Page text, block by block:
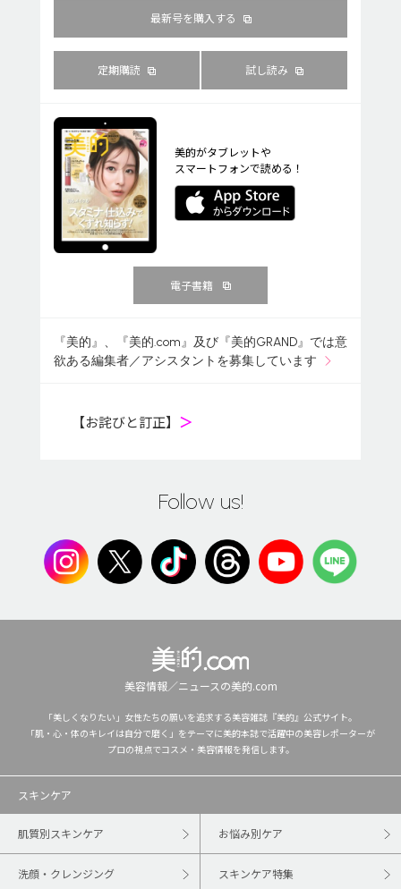
最新号を購入する
定期購読 試し読み
美的がタブレットや
スマートフォンで読める！
電子書籍
『美的』、『美的.com』及び『美的GRAND』では意
欲ある編集者／アシスタントを募集しています
【お詫びと訂正】 ＞
Follow us!
美容情報／ニュースの美的.com
「美しくなりたい」女性たちの願いを追求する美容雑誌『美的』公式サイト。
「肌・心・体のキレイは自分で磨く」をテーマに美的本誌で活躍中の美容レポーターが
プロの視点でコスメ・美容情報を発信します。
スキンケア
肌質別スキンケア お悩み別ケア
洗顔・クレンジング スキンケア特集